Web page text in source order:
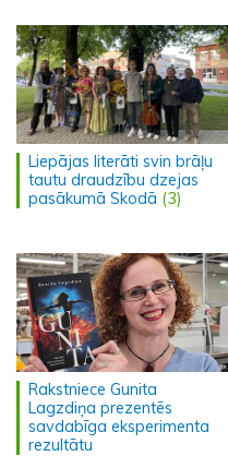
Liepājas literāti svin brāļu
tautu draudzību dzejas
pasākumā Skodā (3)
Rakstniece Gunita
Lagzdiņa prezentēs
savdabīga eksperimenta
rezultātu